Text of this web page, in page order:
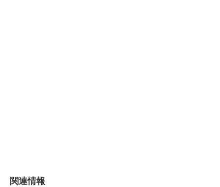
関連情報